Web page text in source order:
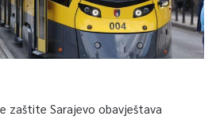
zaštite Sarajevo obavještava